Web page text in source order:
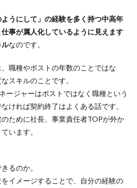
ようにして」の経験を多く持つ中高年
事が属人化しているように見えます
ルなのです。
職種やポストの年数のことではな
スキルのことです。
ージャーはポストではなく職種という
ければ契約終了はよくある話です。
ために社長、事業責任者TOPが外か
います。
るのか。
イメージすることで、自分の経験の